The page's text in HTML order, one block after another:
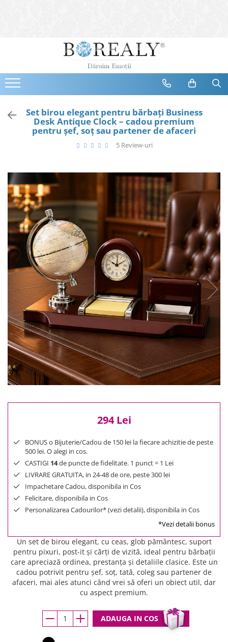
Bijuterii
Cercei
Bratari
Coliere
Bijuterii Femei
Bijuterii Copii
Bijuterii Mirese
Selectii
Reduceri
Cele mai noi
Cele mai vandute
Cele mai votate
Cu video
0 Lei - 100 Lei
100 Lei - 200 Lei
200 Lei - 300 Lei
300 Lei - 500 Lei
500 Lei - 1000 Lei
1000 Lei +
Set birou elegant pentru bărbați Business
Desk Antique Clock – cadou premium
pentru șef, soț sau partener de afaceri
5 Review-uri
294 Lei
BONUS o Bijuterie/Cadou de 150 lei la fiecare achizitie de peste
500 lei. O alegi in cos.
CASTIGI 14de puncte de fidelitate. 1 punct = 1 Lei
LIVRARE GRATUITA, in 24-48 de ore, peste 300 lei
Impachetare Cadou, disponibila in Cos
Felicitare, disponibila in Cos
Personalizarea Cadourilor* (vezi detalii), disponibila in Cos
*Vezi detalii bonus
Un set de birou elegant, cu ceas, glob pământesc, suport
pentru pixuri, post-it și cărți de vizită, ideal pentru bărbații
care apreciază ordinea, prestanța și detaliile clasice. Este un
cadou potrivit pentru șef, soț, tată, coleg sau partener de
afaceri, mai ales atunci când vrei să oferi un obiect util, dar
cu aspect premium.
ADAUGA IN COS